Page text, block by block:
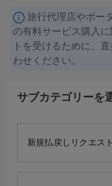
旅行代理店やポー
の有料サービス購入
トを受けるために、
わせください。
サブカテゴリーを
新規払戻しリクエスト